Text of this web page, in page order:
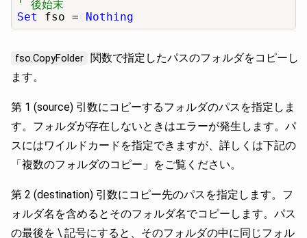
' 後始末
Set
fso = Nothing
fso.CopyFolder 関数で指定したパスのフォルダをコピーし
ます。
第 1 (source) 引数にコピーするフォルダのパスを指定しま
す。フォルダが存在しないときはエラーが発生します。パ
スにはワイルドカードを指定できますが、詳しくは下記の
「複数のフォルダのコピー」をご覧ください。
第 2 (destination) 引数にコピー先のパスを指定します。フ
ォルダ名を含めるとそのフォルダ名でコピーします。パス
の最後を \ 記号にすると、そのフォルダの中に同じフォル